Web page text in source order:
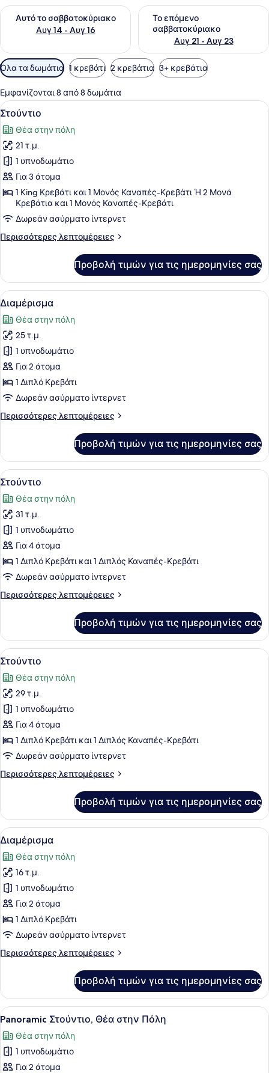
Αυτό το σαββατοκύριακο
Αυγ 14 - Αυγ 16
Έλεγχος διαθεσιμότητας για αυτό το σαββατοκύριακο Αυγ
Το επόμενο
σαββατοκύριακο
Αυγ 21 - Αυγ 23
Έλεγχος διαθεσιμότητας
Διαθέσιμα
φίλτρα
για
τα
δωμάτια
Όλα τα δωμάτια 1 κρεβάτι 2 κρεβάτια 3+ κρεβάτια
Εμφανίζονται 8 από 8 δωμάτια
Προβολή
όλων
των
φωτογραφιών
για
Στούντιο
Ένα σύγχρονο δωμάτιο
11
Στούντιο
Θέα στην πόλη
21 τ.μ.
1 υπνοδωμάτιο
Για 3 άτομα
1 King Κρεβάτι και 1 Μονός Καναπές-Κρεβάτι Ή 2 Μονά
Κρεβάτια και 1 Μονός Καναπές-Κρεβάτι
Δωρεάν ασύρματο ίντερνετ
Περισσότερες λεπτομέρειες
Περισσότερες
Προβολή τιμών για τις ημερομηνίες σας
Προβολή
όλων
των
φωτογραφιών
για
Διαμέρισμα
Ένα σύγχρονο υπνοδωμάτιο με
9
Διαμέρισμα
Θέα στην πόλη
25 τ.μ.
1 υπνοδωμάτιο
Για 2 άτομα
1 Διπλό Κρεβάτι
Δωρεάν ασύρματο ίντερνετ
Περισσότερες λεπτομέρειες
Περισσότερες
Προβολή τιμών για τις ημερομηνίες σας
Προβολή
όλων
των
φωτογραφιών
για
Στούντιο
Μια μοντέρνα κουζίνα με ξύλινα
11
Στούντιο
Θέα στην πόλη
31 τ.μ.
1 υπνοδωμάτιο
Για 4 άτομα
1 Διπλό Κρεβάτι και 1 Διπλός Καναπές-Κρεβάτι
Δωρεάν ασύρματο ίντερνετ
Περισσότερες λεπτομέρειες
Περισσότερες
Προβολή τιμών για τις ημερομηνίες σας
Προβολή
όλων
των
φωτογραφιών
για
Στούντιο
Ένα μοντέρνο σαλόνι με ένα
13
Στούντιο
Θέα στην πόλη
29 τ.μ.
1 υπνοδωμάτιο
Για 4 άτομα
1 Διπλό Κρεβάτι και 1 Διπλός Καναπές-Κρεβάτι
Δωρεάν ασύρματο ίντερνετ
Περισσότερες λεπτομέρειες
Περισσότερες
Προβολή τιμών για τις ημερομηνίες σας
Προβολή
όλων
των
φωτογραφιών
για
Διαμέρισμα
Ένα σύγχρονο δωμάτιο
9
Διαμέρισμα
Θέα στην πόλη
16 τ.μ.
1 υπνοδωμάτιο
Για 2 άτομα
1 Διπλό Κρεβάτι
Δωρεάν ασύρματο ίντερνετ
Περισσότερες λεπτομέρειες
Περισσότερες
Προβολή τιμών για τις ημερομηνίες σας
Προβολή
όλων
των
φωτογραφιών
για
Ένα σύγχρονο δωμάτιο
9
Panoramic Στούντιο, Θέα στην Πόλη
Θέα στην πόλη
1 υπνοδωμάτιο
Για 2 άτομα